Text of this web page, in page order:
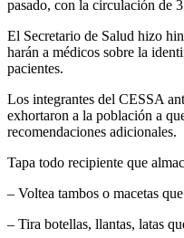
pasado, con la circulación de
El Secretario de Salud hizo
harán a médicos sobre la
pacientes.
Los integrantes del CESSA
exhortaron a la población a
recomendaciones adicionales.
Tapa todo recipiente que
– Voltea tambos o macetas
– Tira botellas, llantas, latas